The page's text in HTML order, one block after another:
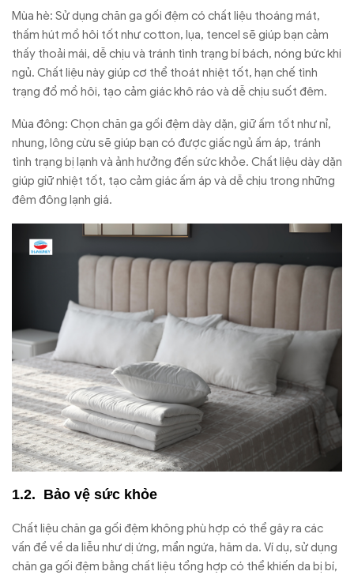
Mùa hè: Sử dụng chăn ga gối đệm có chất liệu thoáng mát,
thấm hút mồ hôi tốt như cotton, lụa, tencel sẽ giúp bạn cảm
thấy thoải mái, dễ chịu và tránh tình trạng bí bách, nóng bức khi
ngủ. Chất liệu này giúp cơ thể thoát nhiệt tốt, hạn chế tình
trạng đổ mồ hôi, tạo cảm giác khô ráo và dễ chịu suốt đêm.
Mùa đông: Chọn chăn ga gối đệm dày dặn, giữ ấm tốt như nỉ,
nhung, lông cừu sẽ giúp bạn có được giấc ngủ ấm áp, tránh
tình trạng bị lạnh và ảnh hưởng đến sức khỏe. Chất liệu dày dặn
giúp giữ nhiệt tốt, tạo cảm giác ấm áp và dễ chịu trong những
đêm đông lạnh giá.
Bảo vệ sức khỏe
Chất liệu chăn ga gối đệm không phù hợp có thể gây ra các
vấn đề về da liễu như dị ứng, mẩn ngứa, hăm da. Ví dụ, sử dụng
chăn ga gối đệm bằng chất liệu tổng hợp có thể khiến da bị bí,